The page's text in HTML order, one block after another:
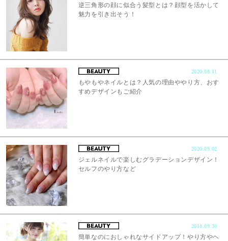
逆三角形の顔に似合う髪型とは？顔型を活かして
魅力を引き出そう！
2020.08.11
もやもやネイルとは？人気の理由ややり方、おす
すめデザインもご紹介
2020.09.02
ジェルネイルで楽しむグラデーションデザイン！
セルフのやり方など
2018.09.30
簡単なのにおしゃれなサイドアップ！やり方やヘ